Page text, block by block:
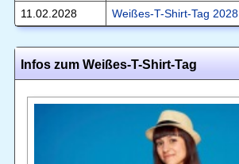
11.02.2028
Weißes-T-Shirt-Tag 2028
Infos zum Weißes-T-Shirt-Tag